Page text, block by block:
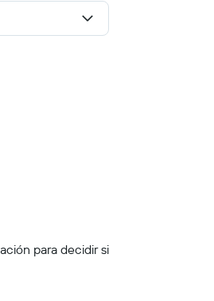
para decidir si